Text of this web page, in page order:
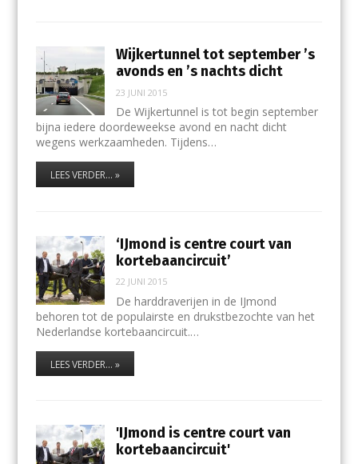
Wijkertunnel tot september ’s
avonds en ’s nachts dicht
23 JUNI 2015
De Wijkertunnel is tot begin september
bijna iedere doordeweekse avond en nacht dicht
wegens werkzaamheden. Tijdens…
LEES VERDER... »
‘IJmond is centre court van
kortebaancircuit’
22 JUNI 2015
De harddraverijen in de IJmond
behoren tot de populairste en drukstbezochte van het
Nederlandse kortebaancircuit.…
LEES VERDER... »
'IJmond is centre court van
kortebaancircuit'